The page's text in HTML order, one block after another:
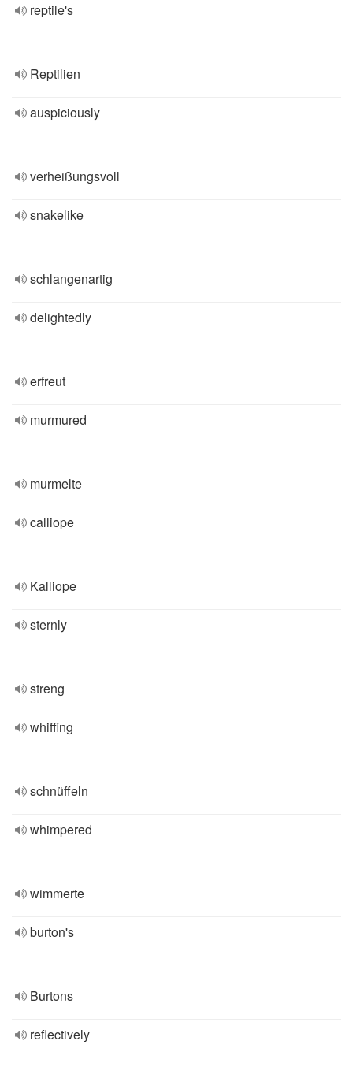
reptile's
Reptilien
auspiciously
verheißungsvoll
snakelike
schlangenartig
delightedly
erfreut
murmured
murmelte
calliope
Kalliope
sternly
streng
whiffing
schnüffeln
whimpered
wimmerte
burton's
Burtons
reflectively